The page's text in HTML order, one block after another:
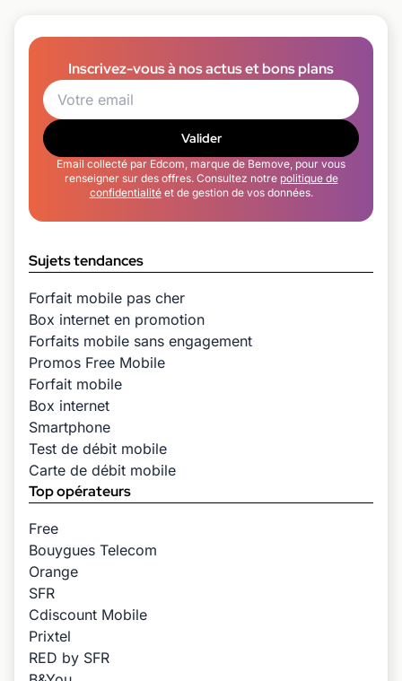
Inscrivez-vous à nos actus et bons plans
Valider
Email collecté par Edcom, marque de Bemove, pour vous
renseigner sur des offres. Consultez notre politique de
confidentialitéet de gestion de vos données.
Sujets tendances
Forfait mobile pas cher
Box internet en promotion
Forfaits mobile sans engagement
Promos Free Mobile
Forfait mobile
Box internet
Smartphone
Test de débit mobile
Carte de débit mobile
Top opérateurs
Free
Bouygues Telecom
Orange
SFR
Cdiscount Mobile
Prixtel
RED by SFR